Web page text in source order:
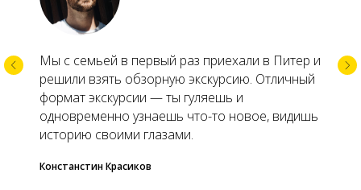
Мы с семьей в первый раз приехали в Питер и
решили взять обзорную экскурсию. Отличный
формат экскурсии — ты гуляешь и
одновременно узнаешь что-то новое, видишь
историю своими глазами.
Констанстин Красиков